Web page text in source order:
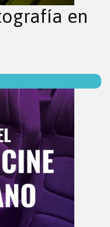
en